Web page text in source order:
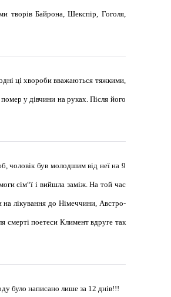
творів Байрона, Шекспір, Гоголя,
ці хвороби вважаються тяжкими,
у дівчини на руках. Після його
чоловік був молодшим від неї на 9
сім“ї і вийшла заміж. На той час
лікування до Німеччини, Австро-
смерті поетеси Климент вдруге так
було написано лише за 12 днів!!!